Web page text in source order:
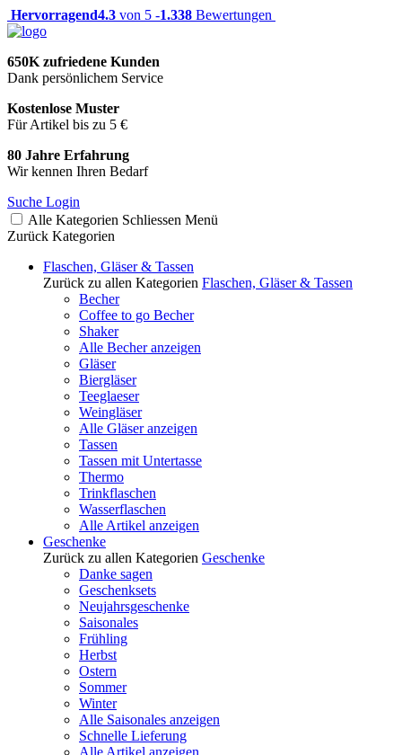
Hervorragend4.3 von 5 -1.338 Bewertungen
650K zufriedene Kunden
Dank persönlichem Service
Kostenlose Muster
Für Artikel bis zu 5 €
80 Jahre Erfahrung
Wir kennen Ihren Bedarf
Suche Login
Alle Kategorien Schliessen Menü
Zurück Kategorien
Flaschen, Gläser & Tassen
Zurück zu allen Kategorien Flaschen, Gläser & Tassen
Becher
Coffee to go Becher
Shaker
Alle Becher anzeigen
Gläser
Biergläser
Teeglaeser
Weingläser
Alle Gläser anzeigen
Tassen
Tassen mit Untertasse
Thermo
Trinkflaschen
Wasserflaschen
Alle Artikel anzeigen
Geschenke
Zurück zu allen Kategorien Geschenke
Danke sagen
Geschenksets
Neujahrsgeschenke
Saisonales
Frühling
Herbst
Ostern
Sommer
Winter
Alle Saisonales anzeigen
Schnelle Lieferung
Alle Artikel anzeigen